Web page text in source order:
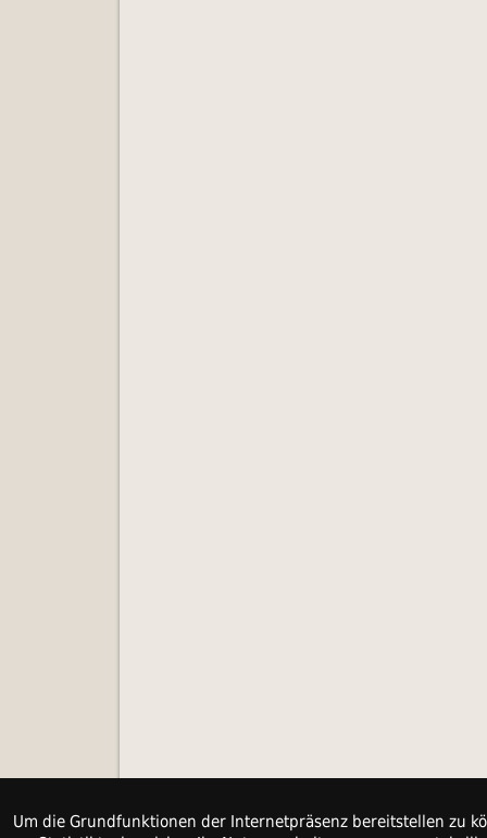
Um die Grundfunktionen der Internetpräsenz bereitstellen zu